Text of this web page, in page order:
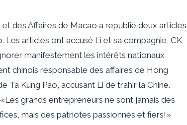
des Affaires de Macao a republié deux articles
Les articles ont accusé Li et sa compagnie, CK
manifestement les intérêts nationaux
chinois responsable des affaires de Hong
Ta Kung Pao, accusant Li de trahir la Chine.
grands entrepreneurs ne sont jamais des
mais des patriotes passionnés et fiers!»